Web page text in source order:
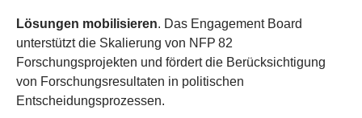
Lösungen mobilisieren. Das Engagement Board
unterstützt die Skalierung von NFP 82
Forschungsprojekten und fördert die Berücksichtigung
von Forschungsresultaten in politischen
Entscheidungsprozessen.